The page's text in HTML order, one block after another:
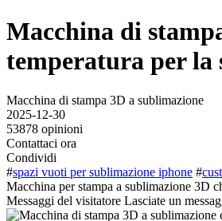
Macchina di
temperatura per la
Macchina di stampa 3D a sublimazione
2025-12-30
53878 opinioni
Contattaci ora
Condividi
#spazi vuoti per sublimazione iphone #
Macchina per stampa a sublimazione 3D
Messaggi del visitatore Lasciate un